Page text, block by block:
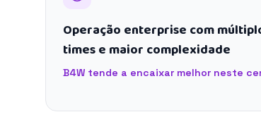
Operação enterprise com
times e maior complexidade
B4W tende a encaixar melhor neste